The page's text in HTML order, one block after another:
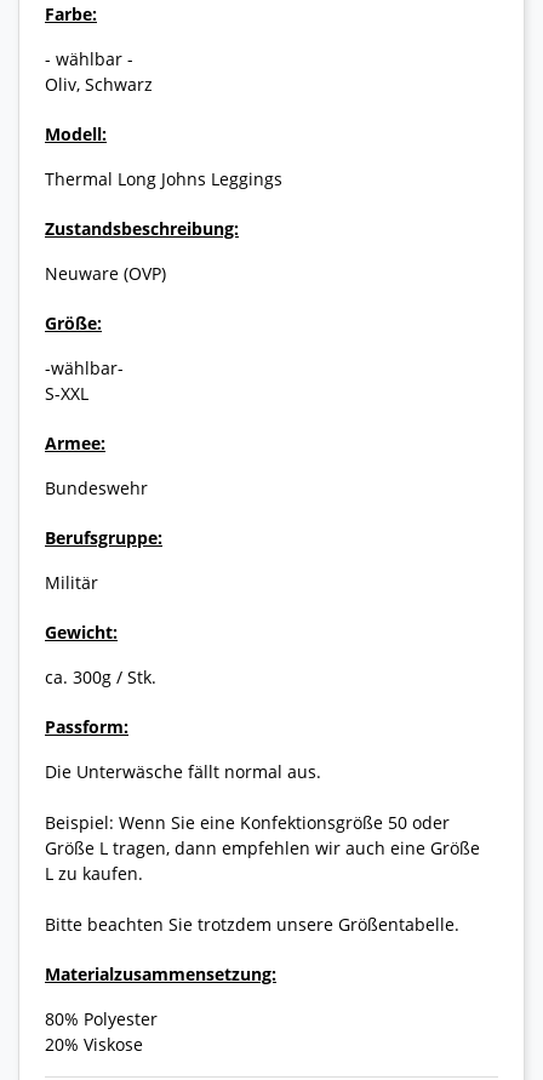
Farbe:
- wählbar -
Oliv, Schwarz
Modell:
Thermal Long Johns Leggings
Zustandsbeschreibung:
Neuware (OVP)
Größe:
-wählbar-
S-XXL
Armee:
Bundeswehr
Berufsgruppe:
Militär
Gewicht:
ca. 300g / Stk.
Passform:
Die Unterwäsche fällt normal aus.
Beispiel: Wenn Sie eine Konfektionsgröße 50 oder
Größe L tragen, dann empfehlen wir auch eine Größe
L zu kaufen.
Bitte beachten Sie trotzdem unsere Größentabelle.
Materialzusammensetzung:
80% Polyester
20% Viskose